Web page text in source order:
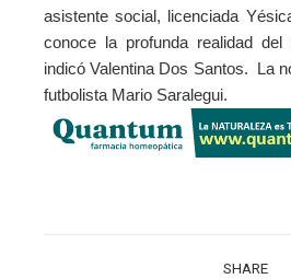
asistente social, licenciada
conoce la profunda realidad del
indicó Valentina Dos Santos. La
futbolista Mario Saralegui.
SHARE